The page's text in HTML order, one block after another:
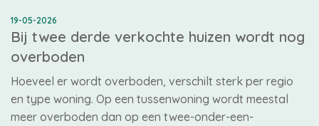
19-05-2026
Bij twee derde verkochte huizen wordt nog
overboden
Hoeveel er wordt overboden, verschilt sterk per regio
en type woning. Op een tussenwoning wordt meestal
meer overboden dan op een twee-onder-een-